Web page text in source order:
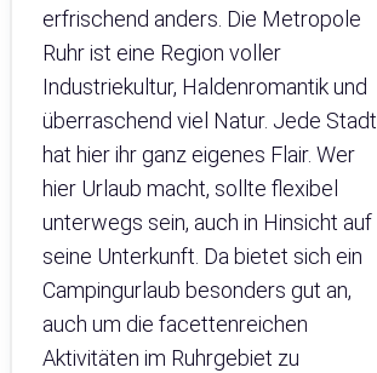
erfrischend anders. Die Metropole
Ruhr ist eine Region voller
Industriekultur, Haldenromantik und
überraschend viel Natur. Jede Stadt
hat hier ihr ganz eigenes Flair. Wer
hier Urlaub macht, sollte flexibel
unterwegs sein, auch in Hinsicht auf
seine Unterkunft. Da bietet sich ein
Campingurlaub besonders gut an,
auch um die facettenreichen
Aktivitäten im Ruhrgebiet zu